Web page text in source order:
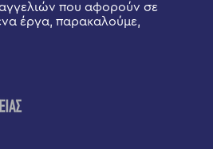
που αφορούν σε
έργα, παρακαλούμε,